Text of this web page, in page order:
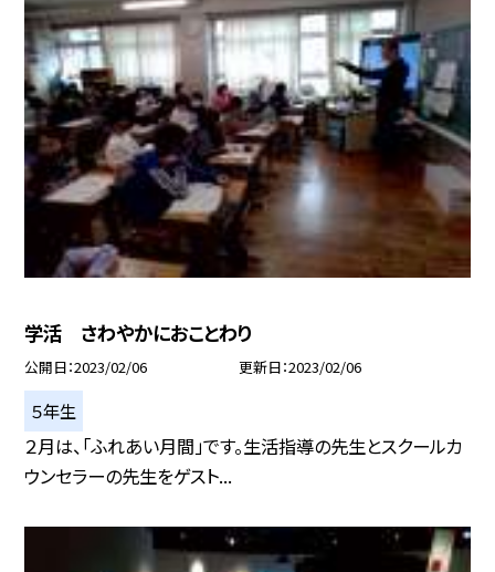
学活 さわやかにおことわり
公開日 2023/02/06 更新日 2023/02/06
５年生
２月は、「ふれあい月間」です。生活指導の先生とスクールカ
ウンセラーの先生をゲスト...